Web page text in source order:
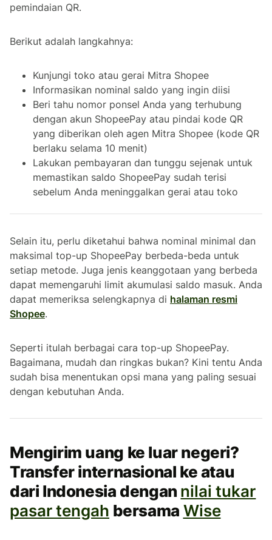
pemindaian QR.
Berikut adalah langkahnya:
Kunjungi toko atau gerai Mitra Shopee
Informasikan nominal saldo yang ingin diisi
Beri tahu nomor ponsel Anda yang terhubung
dengan akun ShopeePay atau pindai kode QR
yang diberikan oleh agen Mitra Shopee (kode QR
berlaku selama 10 menit)
Lakukan pembayaran dan tunggu sejenak untuk
memastikan saldo ShopeePay sudah terisi
sebelum Anda meninggalkan gerai atau toko
Selain itu, perlu diketahui bahwa nominal minimal dan
maksimal top-up ShopeePay berbeda-beda untuk
setiap metode. Juga jenis keanggotaan yang berbeda
dapat memengaruhi limit akumulasi saldo masuk. Anda
dapat memeriksa selengkapnya di halaman resmi
Shopee.
Seperti itulah berbagai cara top-up ShopeePay.
Bagaimana, mudah dan ringkas bukan? Kini tentu Anda
sudah bisa menentukan opsi mana yang paling sesuai
dengan kebutuhan Anda.
Mengirim uang ke luar negeri?
Transfer internasional ke atau
dari Indonesia dengannilai tukar
pasar tengah bersama Wise